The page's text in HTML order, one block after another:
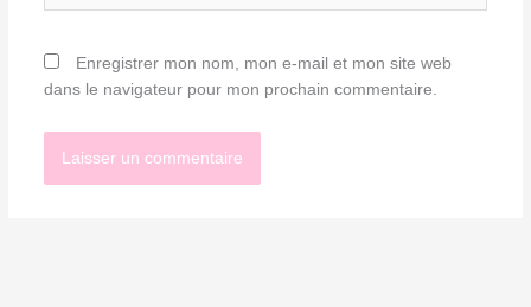
Enregistrer mon nom, mon e-mail et mon site web
dans le navigateur pour mon prochain commentaire.